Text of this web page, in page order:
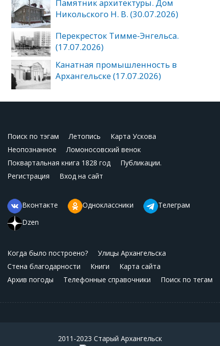
Памятник архитектуры. Дом
Никольского Н. В. (30.07.2026)
Перекресток Тимме-Энгельса.
(17.07.2026)
Канатная промышленность в
Архангельске (17.07.2026)
Поиск по тэгам Летопись
Карта Ускова
Неопознанное
Ломоносовский венок
Поквартальная книга 1828 год
Публикации.
Регистрация
Вход на сайт
Вконтакте Одноклассники
Телеграм
Dzen
Когда было построено?
Улицы Архангельска
Стена благодарности
Книги
Карта сайта
Архив погоды
Телефонные справочники Поиск по тегам
2011-2023 Старый Архангельск